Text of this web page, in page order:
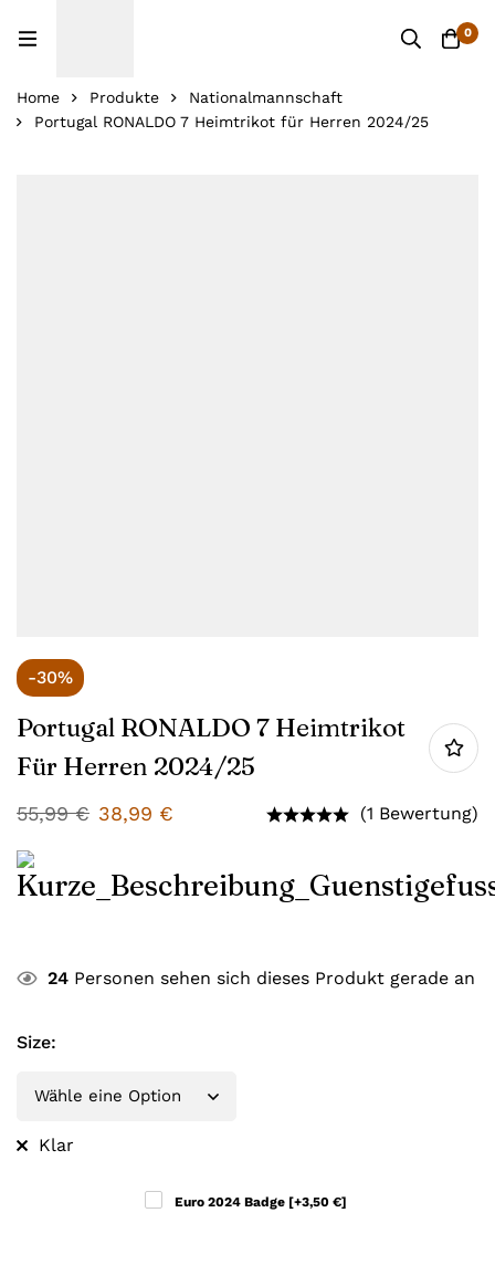
0
Home Produkte
Nationalmannschaft
Portugal RONALDO 7 Heimtrikot für Herren 2024/25
-30%
Portugal RONALDO 7 Heimtrikot
Für Herren 2024/25
55,99€ 38,99 € (1 Bewertung)
24 Personen sehen sich dieses Produkt gerade an
Size:
Klar
Euro 2024 Badge [+3,50 €]